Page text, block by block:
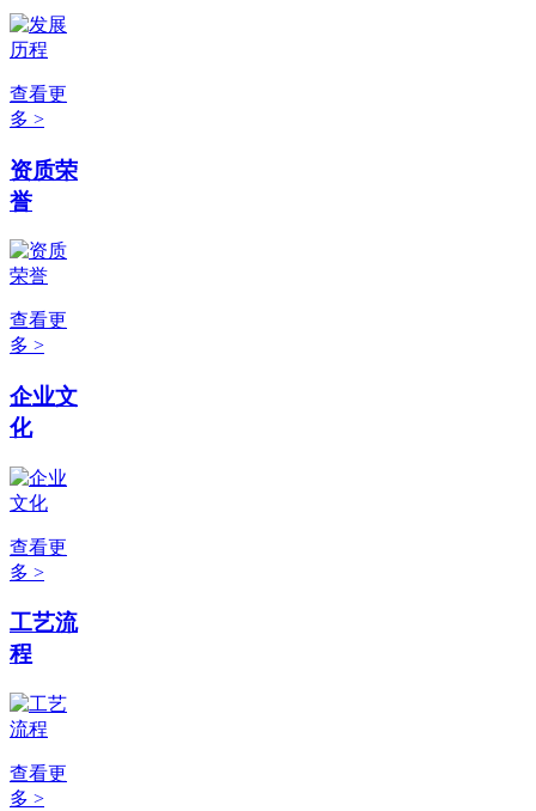
查看更
多 >
资质荣
誉
查看更
多 >
企业文
化
查看更
多 >
工艺流
程
查看更
多 >